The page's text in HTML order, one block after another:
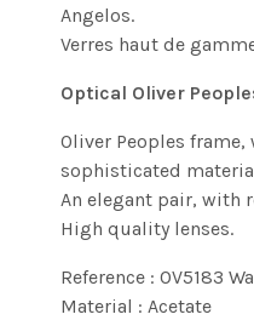
Angelos.
Verres haut de
Optical Oliver
Oliver Peoples
sophisticated
An elegant pair, with
High quality lenses.
Reference : OV5183
Material : Acetate